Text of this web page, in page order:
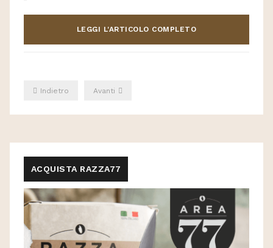
LEGGI L'ARTICOLO COMPLETO
Indietro Avanti
ACQUISTA RAZZA77